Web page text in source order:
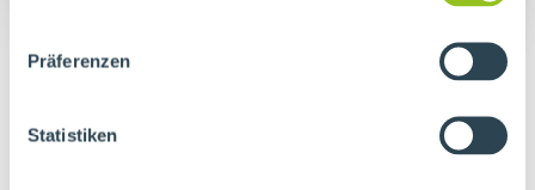
Präferenzen
Statistiken